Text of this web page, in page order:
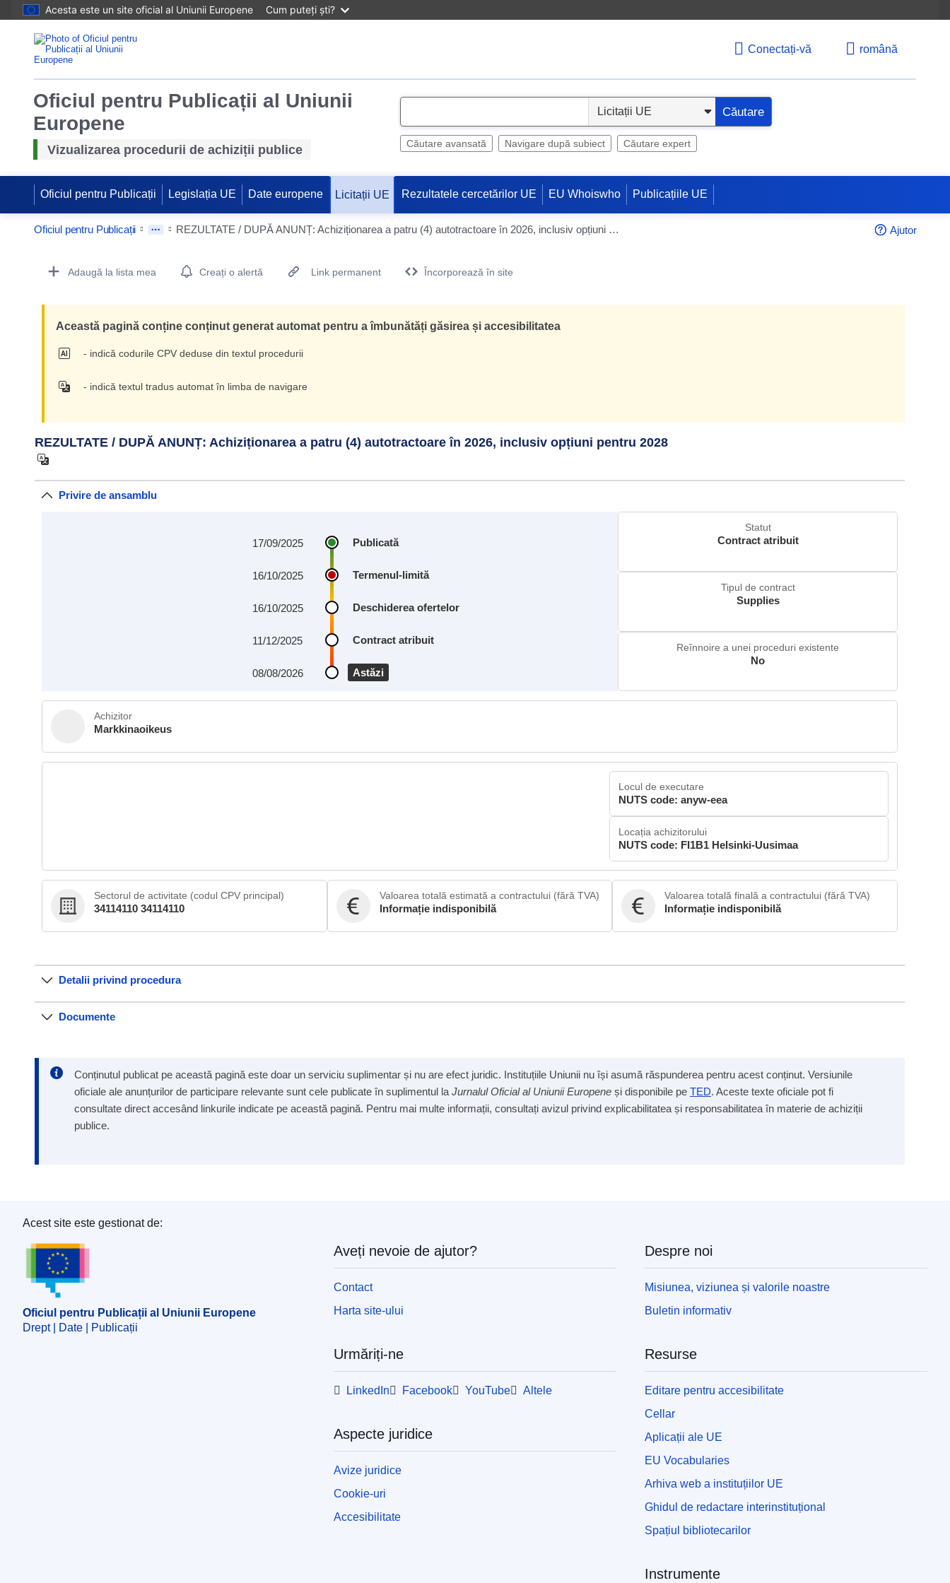
Acesta este un site oficial al Uniunii Europene Cum puteți ști?
Conectați-vă română
Oficiul pentru Publicații al Uniunii
Europene
Vizualizarea procedurii de achiziții publice
e
c
t
Căutare
Căutare avansată Navigare după subiect Căutare expert
Oficiul pentru Publicații Legislația UE Date europene Licitații UE Rezultatele cercetărilor UE EU Whoiswho Publicațiile UE
Oficiul pentru Publicații REZULTATE / DUPĂ ANUNȚ: Achiziționarea a patru (4) autotractoare în 2026, inclusiv opțiuni pentru 2028 Ajutor
Procurement Detail Actions Portlet
Adaugă la lista mea Creați o alertă Link permanent Încorporează în site
Această pagină conține conținut generat automat pentru a îmbunătăți găsirea și accesibilitatea
- indică codurile CPV deduse din textul procedurii
- indică textul tradus automat în limba de navigare
REZULTATE / DUPĂ ANUNȚ: Achiziționarea a patru (4) autotractoare în 2026, inclusiv opțiuni pentru 2028
Privire de ansamblu
Publicată
17/09/2025
Termenul-limită
16/10/2025
Deschiderea ofertelor
16/10/2025
Contract atribuit
11/12/2025
Astăzi
08/08/2026
Statut
Contract atribuit
Tipul de contract
Supplies
Reînnoire a unei proceduri existente
No
Achizitor
Markkinaoikeus
Locul de executare
NUTS code: anyw-eea
Locația achizitorului
NUTS code: FI1B1 Helsinki-Uusimaa
Sectorul de activitate (codul CPV principal)
34114110 34114110
Valoarea totală estimată a contractului (fără TVA)
Informație indisponibilă
Valoarea totală finală a contractului (fără TVA)
Informație indisponibilă
Detalii privind procedura
Documente
Conținutul publicat pe această pagină este doar un serviciu suplimentar și nu are efect juridic. Instituțiile Uniunii nu își asumă răspunderea pentru acest conținut. Versiunile
oficiale ale anunțurilor de participare relevante sunt cele publicate în suplimentul laJurnalul Oficial al Uniunii Europene și disponibile pe TED. Aceste texte oficiale pot fi
consultate direct accesând linkurile indicate pe această pagină. Pentru mai multe informații, consultați avizul privind explicabilitatea și responsabilitatea în materie de achiziții
publice.
Oficiul pentru Publicații al Uniunii Europene
Acest site este gestionat de:
Oficiul pentru Publicații al Uniunii Europene
Drept | Date | Publicații
Aveți nevoie de ajutor?
Contact
Harta site-ului
Urmăriți-ne
LinkedIn Facebook YouTube Altele
Aspecte juridice
Avize juridice
Cookie-uri
Accesibilitate
Despre noi
Misiunea, viziunea și valorile noastre
Buletin informativ
Resurse
Editare pentru accesibilitate
Cellar
Aplicații ale UE
EU Vocabularies
Arhiva web a instituțiilor UE
Ghidul de redactare interinstituțional
Spațiul bibliotecarilor
Instrumente